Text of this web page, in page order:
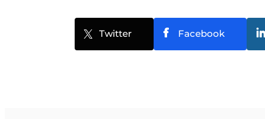
Twitter Facebook